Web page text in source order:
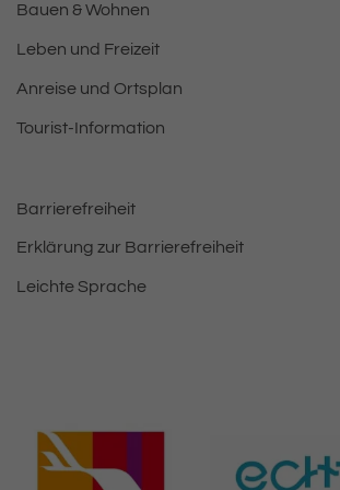
Bauen & Wohnen
Leben und Freizeit
Anreise und Ortsplan
Tourist-Information
Barrierefreiheit
Erklärung zur Barrierefreiheit
Leichte Sprache